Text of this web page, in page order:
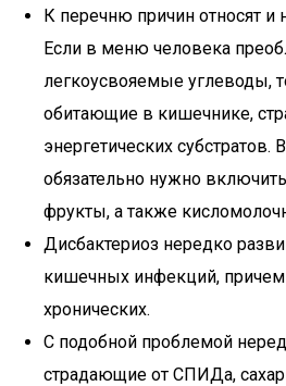
К перечню причин относят и
Если в меню человека
легкоусвояемые углеводы,
обитающие в кишечнике,
энергетических
обязательно нужно
фрукты, а также
Дисбактериоз нередко
кишечных инфекций, причем
хронических.
С подобной проблемой
страдающие от СПИДа,